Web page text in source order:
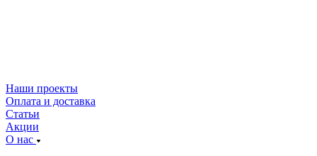
Наши проекты
Оплата и доставка
Статьи
Акции
О нас